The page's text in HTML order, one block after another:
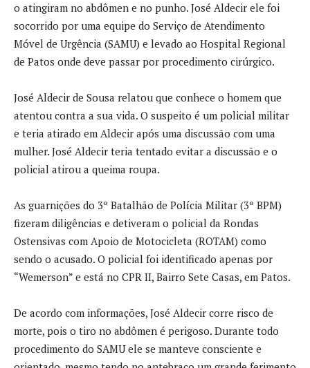
o atingiram no abdômen e no punho. José Aldecir ele foi
socorrido por uma equipe do Serviço de Atendimento
Móvel de Urgência (SAMU) e levado ao Hospital Regional
de Patos onde deve passar por procedimento cirúrgico.
José Aldecir de Sousa relatou que conhece o homem que
atentou contra a sua vida. O suspeito é um policial militar
e teria atirado em Aldecir após uma discussão com uma
mulher. José Aldecir teria tentado evitar a discussão e o
policial atirou a queima roupa.
As guarnições do 3º Batalhão de Polícia Militar (3º BPM)
fizeram diligências e detiveram o policial da Rondas
Ostensivas com Apoio de Motocicleta (ROTAM) como
sendo o acusado. O policial foi identificado apenas por
“Wemerson” e está no CPR II, Bairro Sete Casas, em Patos.
De acordo com informações, José Aldecir corre risco de
morte, pois o tiro no abdômen é perigoso. Durante todo
procedimento do SAMU ele se manteve consciente e